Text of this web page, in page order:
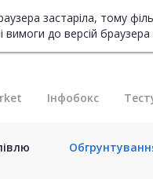
застаріла, тому
вимоги до версій браузера
Інфобокс